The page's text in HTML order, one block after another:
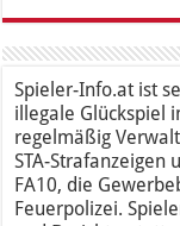
Spieler-Info.at ist
illegale Glückspiel
regelmäßig
STA-Strafanzeigen
FA10, die
Feuerpolizei.